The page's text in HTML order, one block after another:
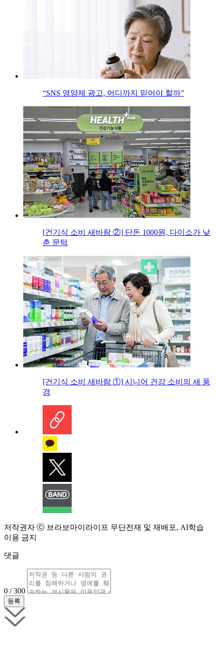
“SNS 영양제 광고, 어디까지 믿어야 할까”
[건기식 소비 새바람 ②] 단돈 1000원, 다이소가 낮
춘 문턱
[건기식 소비 새바람 ①] 시니어 건강 소비의 새 풍
경
저작권자 ⓒ 브라보마이라이프 무단전재 및 재배포, AI학습
이용 금지
댓글
0 / 300